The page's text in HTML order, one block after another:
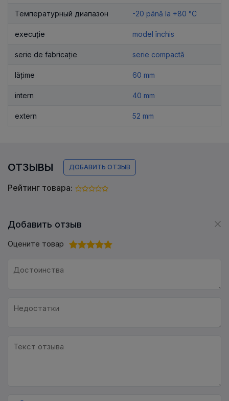
Температурный диапазон -20 până la +80 °C
execuție model închis
serie de fabricație serie compactă
lățime 60 mm
intern 40 mm
extern 52 mm
ОТЗЫВЫ ДОБАВИТЬ ОТЗЫВ
Рейтинг товара:
Добавить отзыв
Оцените товар